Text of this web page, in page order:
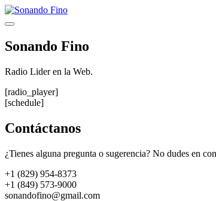
Saltar
al
Menú
Sonando Fino
Radio Lider en la Web.
[radio_player]
[schedule]
Contáctanos
¿Tienes alguna pregunta o sugerencia? No dudes en
+1 (829) 954-8373
+1 (849) 573-9000
sonandofino@gmail.com